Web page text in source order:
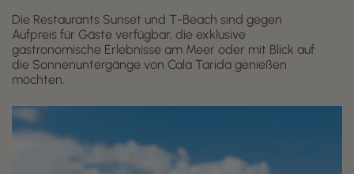
Die Restaurants Sunset und T-Beach sind gegen
Aufpreis für Gäste verfügbar, die exklusive
gastronomische Erlebnisse am Meer oder mit Blick auf
die Sonnenuntergänge von Cala Tarida genießen
möchten.